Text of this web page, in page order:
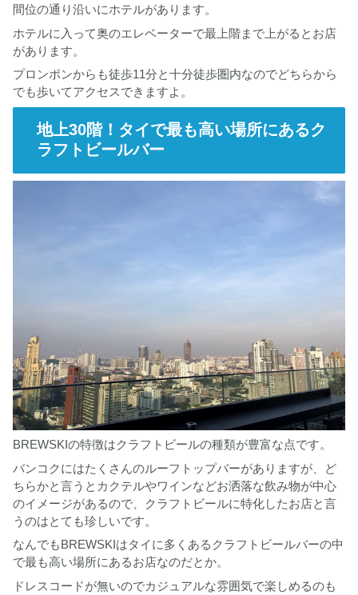
間位の通り沿いにホテルがあります。
ホテルに入って奥のエレベーターで最上階まで上がるとお店
があります。
プロンポンからも徒歩11分と十分徒歩圏内なのでどちらから
でも歩いてアクセスできますよ。
地上30階！タイで最も高い場所にあるク
ラフトビールバー
BREWSKIの特徴はクラフトビールの種類が豊富な点です。
バンコクにはたくさんのルーフトップバーがありますが、ど
ちらかと言うとカクテルやワインなどお洒落な飲み物が中心
のイメージがあるので、クラフトビールに特化したお店と言
うのはとても珍しいです。
なんでもBREWSKIはタイに多くあるクラフトビールバーの中
で最も高い場所にあるお店なのだとか。
ドレスコードが無いのでカジュアルな雰囲気で楽しめるのも